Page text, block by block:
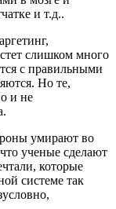
и т.д..
слишком много
с правильными
Но те,
и не
умирают во
ученые сделают
которые
системе так